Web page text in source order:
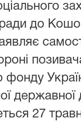
до
фонду
27